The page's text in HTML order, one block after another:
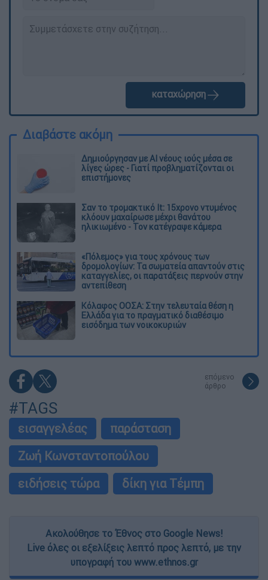
καταχώρηση
Διαβάστε ακόμη
Δημιούργησαν με AI νέους ιούς μέσα σε
λίγες ώρες - Γιατί προβληματίζονται οι
επιστήμονες
Σαν το τρομακτικό It: 15χρονο ντυμένος
κλόουν μαχαίρωσε μέχρι θανάτου
ηλικιωμένο - Τον κατέγραψε κάμερα
«Πόλεμος» για τους χρόνους των
δρομολογίων: Τα σωματεία απαντούν στις
καταγγελίες, οι παρατάξεις περνούν στην
αντεπίθεση
Κόλαφος ΟΟΣΑ: Στην τελευταία θέση η
Ελλάδα για το πραγματικό διαθέσιμο
εισόδημα των νοικοκυριών
επόμενο
άρθρο
#TAGS
εισαγγελέας
παράσταση
Ζωή Κωνσταντοπούλου
ειδήσεις τώρα
δίκη για Τέμπη
Ακολούθησε το Έθνος στο Google News!
Live όλες οι εξελίξεις λεπτό προς λεπτό, με την
υπογραφή του www.ethnos.gr